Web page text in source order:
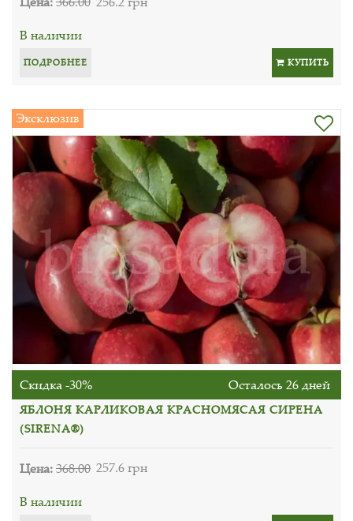
В наличии
ПОДРОБНЕЕ КУПИТЬ
Эксклюзив
Скидка -30% Осталось 26 дней
ЯБЛОНЯ КАРЛИКОВАЯ КРАСНОМЯСАЯ СИРЕНА
(SIRENA®)
Цена:368.00 257.6 грн
В наличии